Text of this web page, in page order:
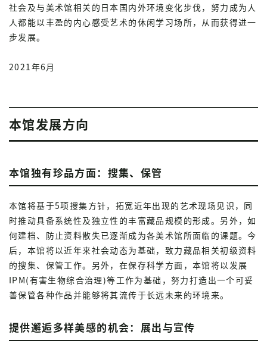
社会及与美术馆相关的日本国内外环境变化步伐，努力成为人
人都能以丰盈的内心感受艺术的休闲学习场所，从而获得进一
步发展。
2021年6月
本馆发展方向
本馆独有珍品方面：搜集、保管
本馆将基于5项搜集方针，拓宽近年出现的艺术现场见识，同
时推动具备系统性及独立性的丰富藏品规模的形成。另外，如
何建档、防止资料散失已逐渐成为各美术馆所面临的课题。今
后，本馆将以近年来社会动态为基础，致力藏品相关初级资料
的搜集、保管工作。另外，在保存科学方面，本馆将以发展
IPM(有害生物综合治理)等工作为基础，努力打造出一个可妥
善保管各种作品并能够将其流传于长远未来的环境来。
提供邂逅多样美感的机会：展出与宣传